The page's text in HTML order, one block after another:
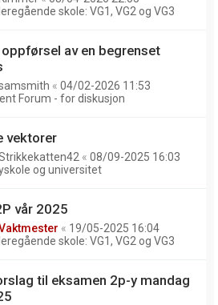
skole: VG1, VG2 og VG3
av en begrenset
« 04/02-2026 11:53
Forum - for diskusjon
vektorer
« 08/09-2025 16:03
og universitet
vår 2025
« 19/05-2025 16:04
skole: VG1, VG2 og VG3
til eksamen 2p-y mandag